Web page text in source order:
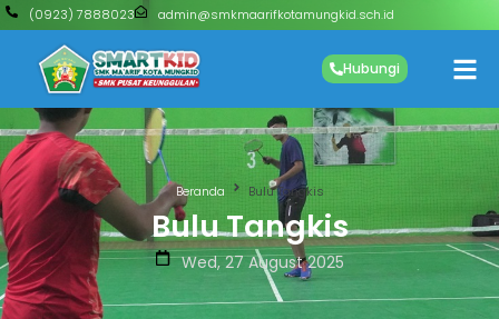
(0923) 7888023 admin@smkmaarifkotamungkid.sch.id
Hubungi
Beranda Bulu Tangkis
Bulu Tangkis
Wed, 27 August 2025